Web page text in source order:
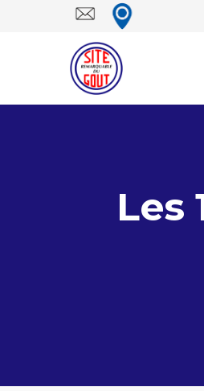
Les